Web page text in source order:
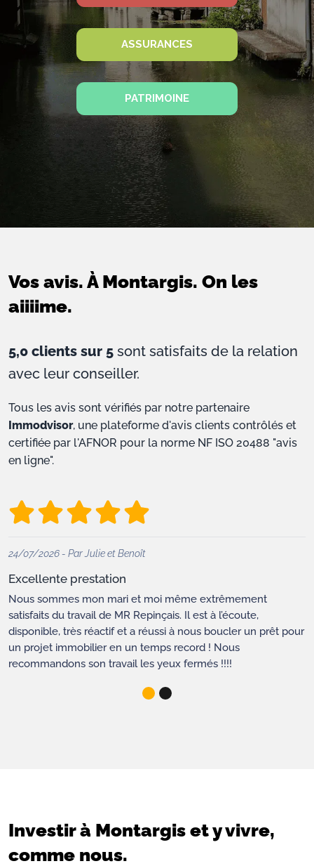
ASSURANCES
PATRIMOINE
Vos avis. À Montargis. On les
aiiiime.
5,0 clients sur 5 sont satisfaits de la relation
avec leur conseiller.
Tous les avis sont vérifiés par notre partenaire
Immodvisor, une plateforme d'avis clients contrôlés et
certifiée par l'AFNOR pour la norme NF ISO 20488 "avis
en ligne".
24/07/2026 - Par Julie et Benoît
Excellente prestation
Nous sommes mon mari et moi même extrêmement
satisfaits du travail de MR Repinçais. Il est à l’écoute,
disponible, très réactif et a réussi à nous boucler un prêt pour
un projet immobilier en un temps record ! Nous
recommandons son travail les yeux fermés !!!!
Investir à Montargis et y vivre,
comme nous.